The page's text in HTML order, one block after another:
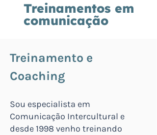
Treinamentos em
comunicação
Treinamento e
Coaching
Sou especialista em
Comunicação Intercultural e
desde 1998 venho treinando